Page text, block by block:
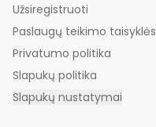
Užsiregistruoti
Paslaugų teikimo taisyklės
Privatumo politika
Slapukų politika
Slapukų nustatymai